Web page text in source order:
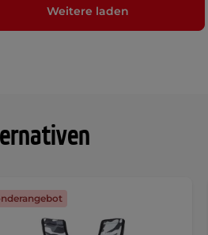
Weitere laden